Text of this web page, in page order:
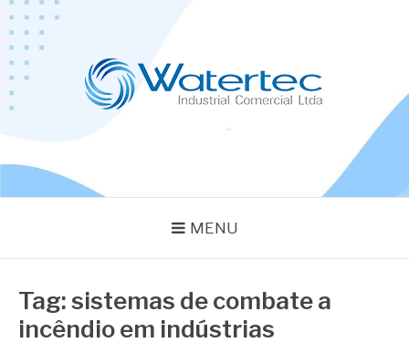
Pular
para
conteúdo
MENU
Tag:sistemas de combate a
incêndio em indústrias